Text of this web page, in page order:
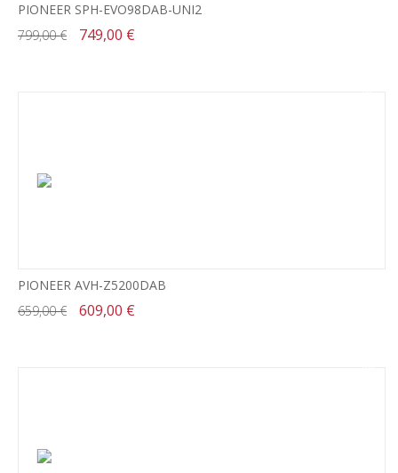
PIONEER SPH-EVO98DAB-UNI2
799,00 €
749,00 €
PIONEER AVH-Z5200DAB
659,00 €
609,00 €